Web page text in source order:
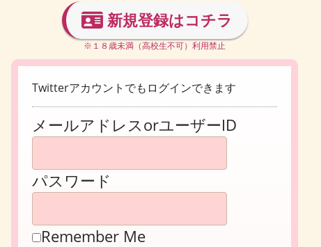
新規登録はコチラ
※１８歳未満（高校生不可）利用禁止
Twitterアカウントでもログインできます
メールアドレスorユーザーID
パスワード
Remember Me